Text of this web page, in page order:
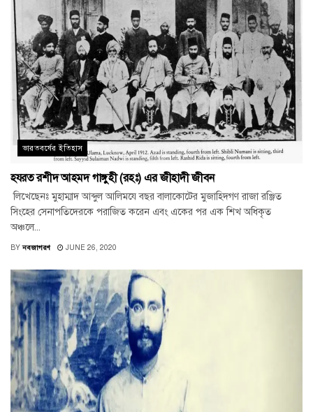
ভারতবর্ষের ইতিহাস
হযরত রশীদ আহমদ গাঙ্গুহী (রহঃ) এর জীহাদী জীবন
লিখেছেনঃ মুহাম্মাদ আব্দুল আলিমযে বছর বালাকোটের মুজাহিদগণ রাজা রঞ্জিত
সিংহের সেনাপতিদেরকে পরাজিত করেন এবং একের পর এক শিখ অধিকৃত
অঞ্চলে...
BY নবজাগরণ JUNE 26, 2020